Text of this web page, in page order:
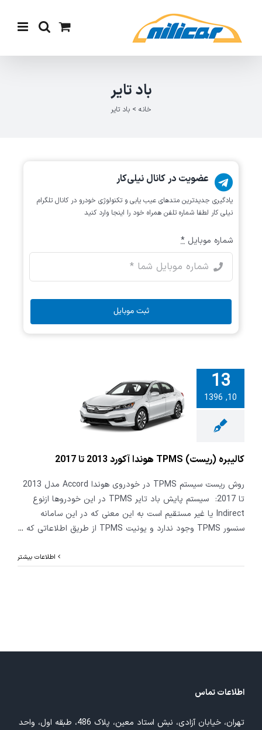
content
باد تایر
خانه > باد تایر
13
10, 1396
(ریست)
کالیبره (ریست) TPMS هوندا آکورد 2013 تا 2017
روش ریست سیستم TPMS در خودروی هوندا Accord مدل 2013
تا 2017: سیستم پایش باد تایر TPMS در این خودروها ازنوع
Indirect یا غیر مستقیم است به این معنی که در این سامانه
سنسور TPMS وجود ندارد و یونیت TPMS از طریق اطلاعاتی که
...
اطلاعات بیشتر
عضویت در کانال نیلی‌کار
یادگیری جدیدترین متد‌های عیب یابی‌ و تکنولوژی خودرو در کانال تلگرام
نیلی کار لطفا شماره تلفن همراه خود را اینجا وارد کنید
شماره موبایل *
ثبت موبایل
اطلاعات تماس
تهران، خیابان آزادی، نبش استاد معین، پلاک 486، طبقه اول، واحد